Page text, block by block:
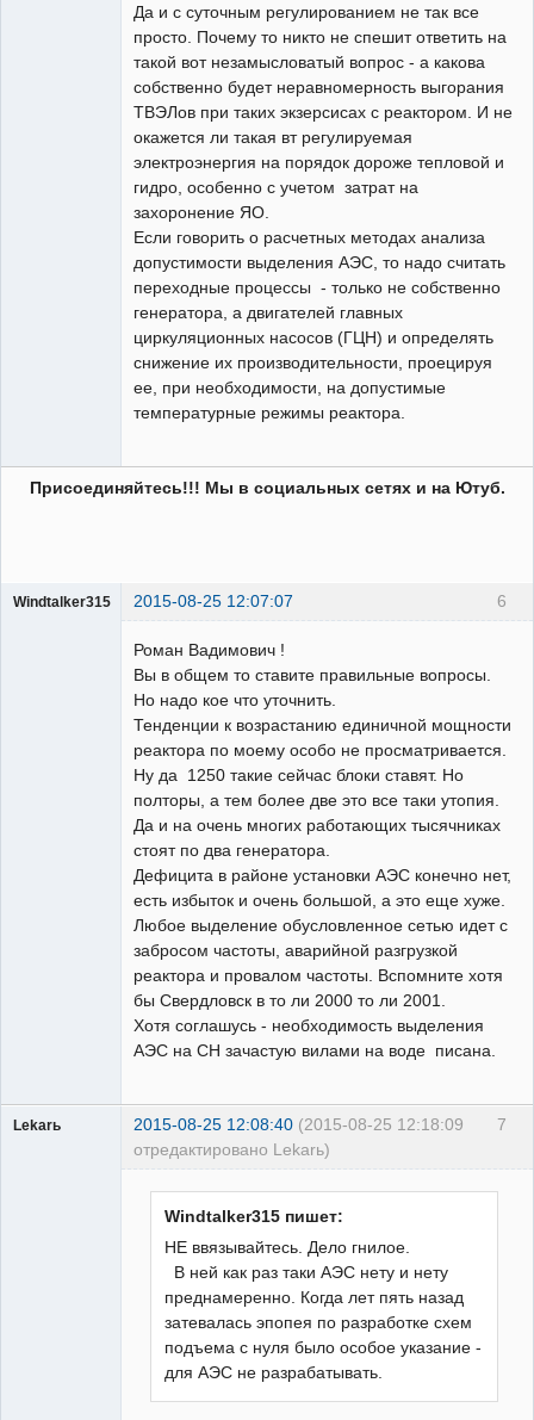
Да и с суточным регулированием не так все
просто. Почему то никто не спешит ответить на
такой вот незамысловатый вопрос - а какова
собственно будет неравномерность выгорания
ТВЭЛов при таких экзерсисах с реактором. И не
окажется ли такая вт регулируемая
электроэнергия на порядок дороже тепловой и
гидро, особенно с учетом затрат на
захоронение ЯО.
Если говорить о расчетных методах анализа
допустимости выделения АЭС, то надо считать
переходные процессы - только не собственно
генератора, а двигателей главных
циркуляционных насосов (ГЦН) и определять
снижение их производительности, проецируя
ее, при необходимости, на допустимые
температурные режимы реактора.
Присоединяйтесь!!! Мы в социальных сетях и на Ютуб.
6
Windtalker315 2015-08-25 12:07:07
Роман Вадимович !
Вы в общем то ставите правильные вопросы.
Но надо кое что уточнить.
Тенденции к возрастанию единичной мощности
реактора по моему особо не просматривается.
Ну да 1250 такие сейчас блоки ставят. Но
полторы, а тем более две это все таки утопия.
Да и на очень многих работающих тысячниках
стоят по два генератора.
Дефицита в районе установки АЭС конечно нет,
есть избыток и очень большой, а это еще хуже.
Любое выделение обусловленное сетью идет с
забросом частоты, аварийной разгрузкой
реактора и провалом частоты. Вспомните хотя
бы Свердловск в то ли 2000 то ли 2001.
Хотя соглашусь - необходимость выделения
АЭС на СН зачастую вилами на воде писана.
7
Lekarь 2015-08-25 12:08:40 (2015-08-25 12:18:09
отредактировано Lekarь)
Windtalker315 пишет:
НЕ ввязывайтесь. Дело гнилое.
В ней как раз таки АЭС нету и нету
преднамеренно. Когда лет пять назад
затевалась эпопея по разработке схем
подъема с нуля было особое указание -
для АЭС не разрабатывать.